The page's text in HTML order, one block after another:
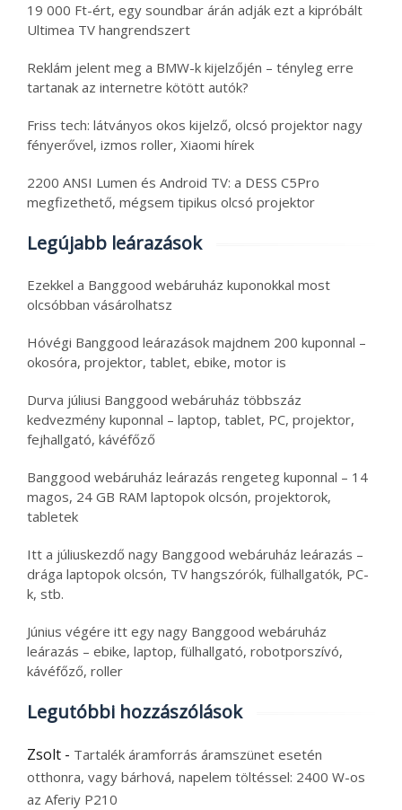
19 000 Ft-ért, egy soundbar árán adják ezt a kipróbált
Ultimea TV hangrendszert
Reklám jelent meg a BMW-k kijelzőjén – tényleg erre
tartanak az internetre kötött autók?
Friss tech: látványos okos kijelző, olcsó projektor nagy
fényerővel, izmos roller, Xiaomi hírek
2200 ANSI Lumen és Android TV: a DESS C5Pro
megfizethető, mégsem tipikus olcsó projektor
Legújabb leárazások
Ezekkel a Banggood webáruház kuponokkal most
olcsóbban vásárolhatsz
Hóvégi Banggood leárazások majdnem 200 kuponnal –
okosóra, projektor, tablet, ebike, motor is
Durva júliusi Banggood webáruház többszáz
kedvezmény kuponnal – laptop, tablet, PC, projektor,
fejhallgató, kávéfőző
Banggood webáruház leárazás rengeteg kuponnal – 14
magos, 24 GB RAM laptopok olcsón, projektorok,
tabletek
Itt a júliuskezdő nagy Banggood webáruház leárazás –
drága laptopok olcsón, TV hangszórók, fülhallgatók, PC-
k, stb.
Június végére itt egy nagy Banggood webáruház
leárazás – ebike, laptop, fülhallgató, robotporszívó,
kávéfőző, roller
Legutóbbi hozzászólások
Zsolt - Tartalék áramforrás áramszünet esetén
otthonra, vagy bárhová, napelem töltéssel: 2400 W-os
az Aferiy P210